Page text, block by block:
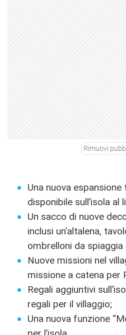
Rimuovi
Una nuova
disponibile sull’isola al
Un sacco di nuove
inclusi un’altalena,
ombrelloni da spiaggia
Nuove missioni nel
missione a catena per
Regali aggiuntivi
regali per il villaggio;
Una nuova funzione